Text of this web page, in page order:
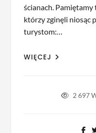
ścianach.
którzy zginęli niosąc
turystom:…
WIĘCEJ
2 697